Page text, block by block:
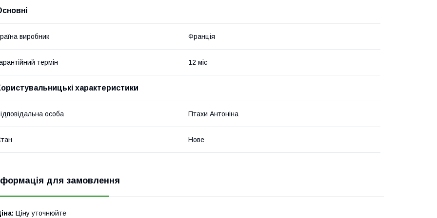
виробник Франція
термін 12 міс
характеристики
особа Птахи Антоніна
Нове
для замовлення
Ціну уточнюйте